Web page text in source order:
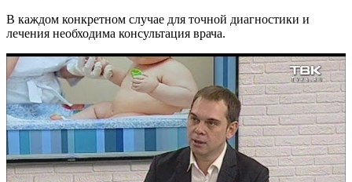
В каждом конкретном случае для точной диагностики и
лечения необходима консультация врача.